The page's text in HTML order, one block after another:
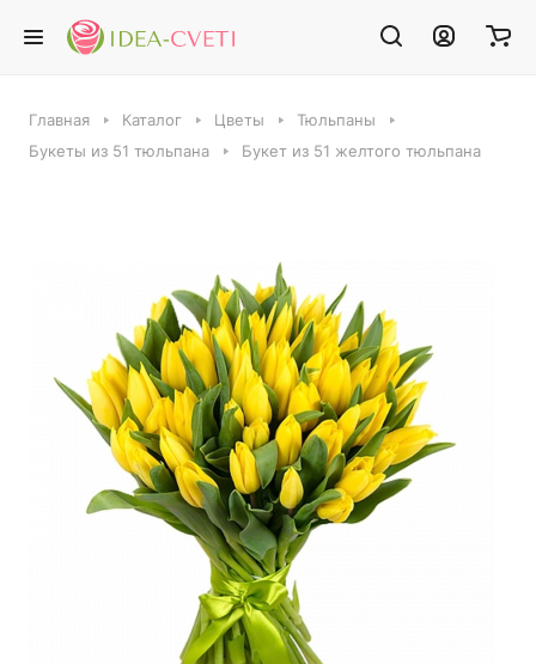
Главная Каталог Цветы
Тюльпаны
Букеты из 51 тюльпана
Букет из 51 желтого тюльпана